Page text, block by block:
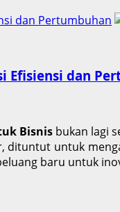
dan Pertumbuhan
Efisiensi dan
Bisnis bukan lagi
untuk
baru untuk